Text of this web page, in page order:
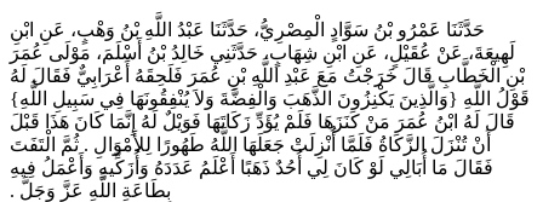
حَدَّثَنَا عَمْرُو بْنُ سَوَّادٍ الْمِصْرِيُّ، حَدَّثَنَا عَبْدُ اللَّهِ بْنُ وَهْبٍ، عَنِ ابْنِ
لَهِيعَةَ، عَنْ عُقَيْلٍ، عَنِ ابْنِ شِهَابٍ، حَدَّثَنِي خَالِدُ بْنُ أَسْلَمَ، مَوْلَى عُمَرَ
بْنِ الْخَطَّابِ قَالَ خَرَجْتُ مَعَ عَبْدِ اللَّهِ بْنِ عُمَرَ فَلَحِقَهُ أَعْرَابِيٌّ فَقَالَ لَهُ
قَوْلُ اللَّهِ ‏{وَالَّذِينَ يَكْنِزُونَ الذَّهَبَ وَالْفِضَّةَ وَلاَ يُنْفِقُونَهَا فِي سَبِيلِ اللَّهِ}‏
قَالَ لَهُ ابْنُ عُمَرَ مَنْ كَنَزَهَا فَلَمْ يُؤَدِّ زَكَاتَهَا فَوَيْلٌ لَهُ إِنَّمَا كَانَ هَذَا قَبْلَ
أَنْ تُنْزَلَ الزَّكَاةُ فَلَمَّا أُنْزِلَتْ جَعَلَهَا اللَّهُ طَهُورًا لِلأَمْوَالِ ‏.‏ ثُمَّ الْتَفَتَ
فَقَالَ مَا أُبَالِي لَوْ كَانَ لِي أُحُدٌ ذَهَبًا أَعْلَمُ عَدَدَهُ وَأُزَكِّيهِ وَأَعْمَلُ فِيهِ
بِطَاعَةِ اللَّهِ عَزَّ وَجَلَّ ‏.‏